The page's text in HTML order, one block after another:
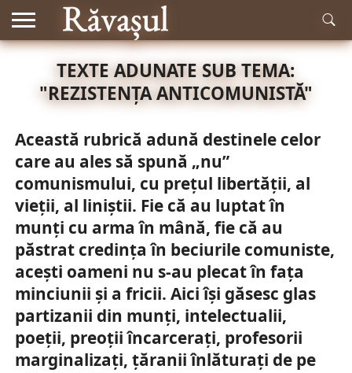
ISTORIE
MITOLOGIE
LITERATURĂ
MUZICĂ
EDUCAȚIE
NATURĂ
ȘTIINȚĂ
ACTUALITATE
TEXTE ADUNATE SUB TEMA:
"REZISTENȚA ANTICOMUNISTĂ"
Această rubrică adună destinele celor
care au ales să spună „nu”
comunismului, cu prețul libertății, al
vieții, al liniștii. Fie că au luptat în
munți cu arma în mână, fie că au
păstrat credința în beciurile comuniste,
acești oameni nu s-au plecat în fața
minciunii și a fricii. Aici își găsesc glas
partizanii din munți, intelectualii,
poeții, preoții încarcerați, profesorii
marginalizați, țăranii înlăturați de pe